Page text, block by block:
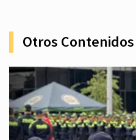
Otros Contenidos